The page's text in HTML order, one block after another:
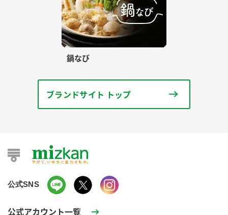
鍋なび
ブランドサイト トップ
公式SNS
公式アカウント一覧